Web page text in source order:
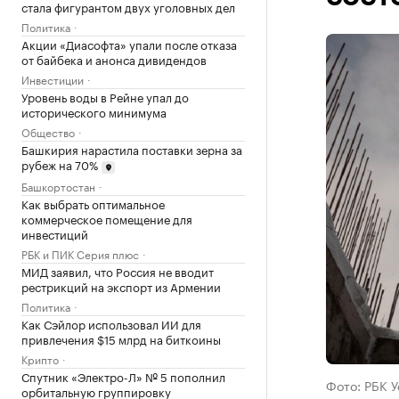
стала фигурантом двух уголовных дел
Политика
Акции «Диасофта» упали после отказа
от байбека и анонса дивидендов
Инвестиции
Уровень воды в Рейне упал до
исторического минимума
Общество
Башкирия нарастила поставки зерна за
рубеж на 70%
Башкортостан
Как выбрать оптимальное
коммерческое помещение для
инвестиций
РБК и ПИК Серия плюс
МИД заявил, что Россия не вводит
рестрикций на экспорт из Армении
Политика
Как Сэйлор использовал ИИ для
привлечения $15 млрд на биткоины
Крипто
Спутник «Электро-Л» № 5 пополнил
орбитальную группировку
Фото: РБК